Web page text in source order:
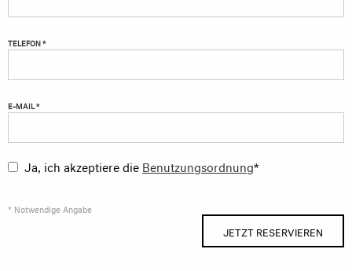
TELEFON *
E-MAIL *
Ja, ich akzeptiere die Benutzungsordnung*
* Notwendige Angabe
JETZT RESERVIEREN